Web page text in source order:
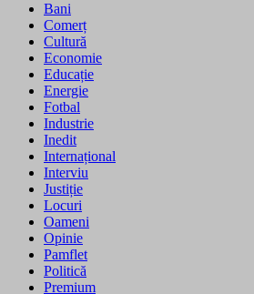
Bani
Comerț
Cultură
Economie
Educație
Energie
Fotbal
Industrie
Inedit
Internațional
Interviu
Justiție
Locuri
Oameni
Opinie
Pamflet
Politică
Premium